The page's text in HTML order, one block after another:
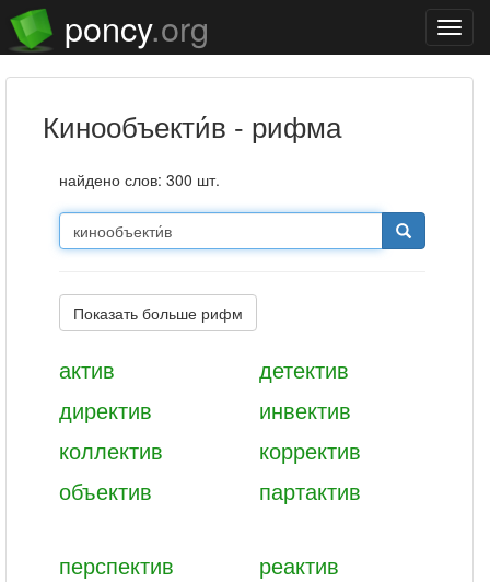
poncy.org
кинообъекти́в - рифма
найдено слов: 300 шт.
Показать больше рифм
актив
детектив
директив
инвектив
коллектив
корректив
объектив
партактив
перспектив
реактив